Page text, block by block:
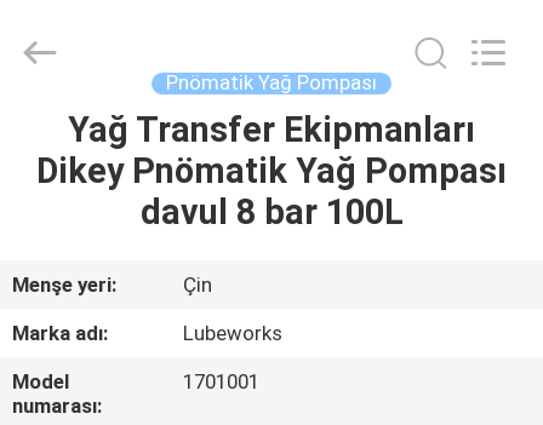
VIDEOLAR
HAKKIMIZDA
Pnömatik Yağ Pompası
Yağ Transfer Ekipmanları
Dikey Pnömatik Yağ Pompası
davul 8 bar 100L
Menşe yeri:
Çin
Marka adı:
Lubeworks
Model
numarası:
1701001